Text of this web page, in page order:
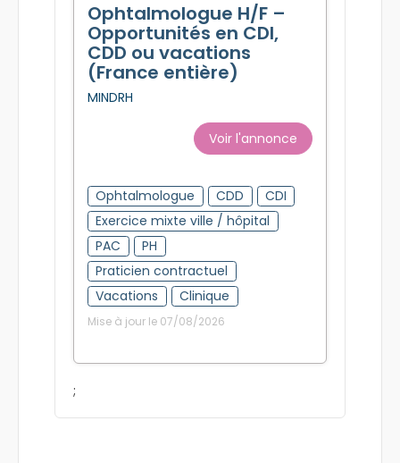
Ophtalmologue H/F –
Opportunités en CDI,
CDD ou vacations
(France entière)
MINDRH
Voir l'annonce
Ophtalmologue CDD
CDI
Exercice mixte ville / hôpital
PAC
PH
Praticien contractuel
Vacations
Clinique
Mise à jour le 07/08/2026
;